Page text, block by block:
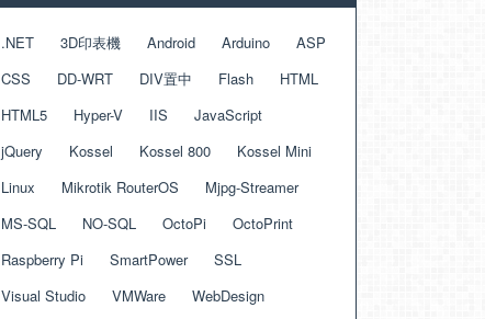
.NET 3D印表機 Android Arduino
ASP
CSS
DD-WRT DIV置中 Flash
HTML
HTML5
Hyper-V IIS
JavaScript
jQuery
Kossel Kossel 800
Kossel Mini
Linux
Mikrotik RouterOS
Mjpg-Streamer
MS-SQL
NO-SQL OctoPi
OctoPrint
Raspberry Pi
SmartPower
SSL
Visual Studio
VMWare WebDesign